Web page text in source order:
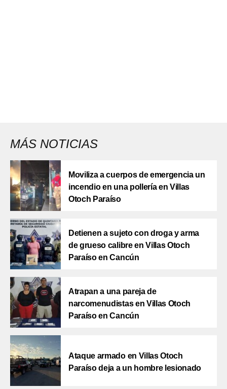
MÁS NOTICIAS
Moviliza a cuerpos de emergencia un
incendio en una pollería en Villas
Otoch Paraíso
Detienen a sujeto con droga y arma
de grueso calibre en Villas Otoch
Paraíso en Cancún
Atrapan a una pareja de
narcomenudistas en Villas Otoch
Paraíso en Cancún
Ataque armado en Villas Otoch
Paraíso deja a un hombre lesionado